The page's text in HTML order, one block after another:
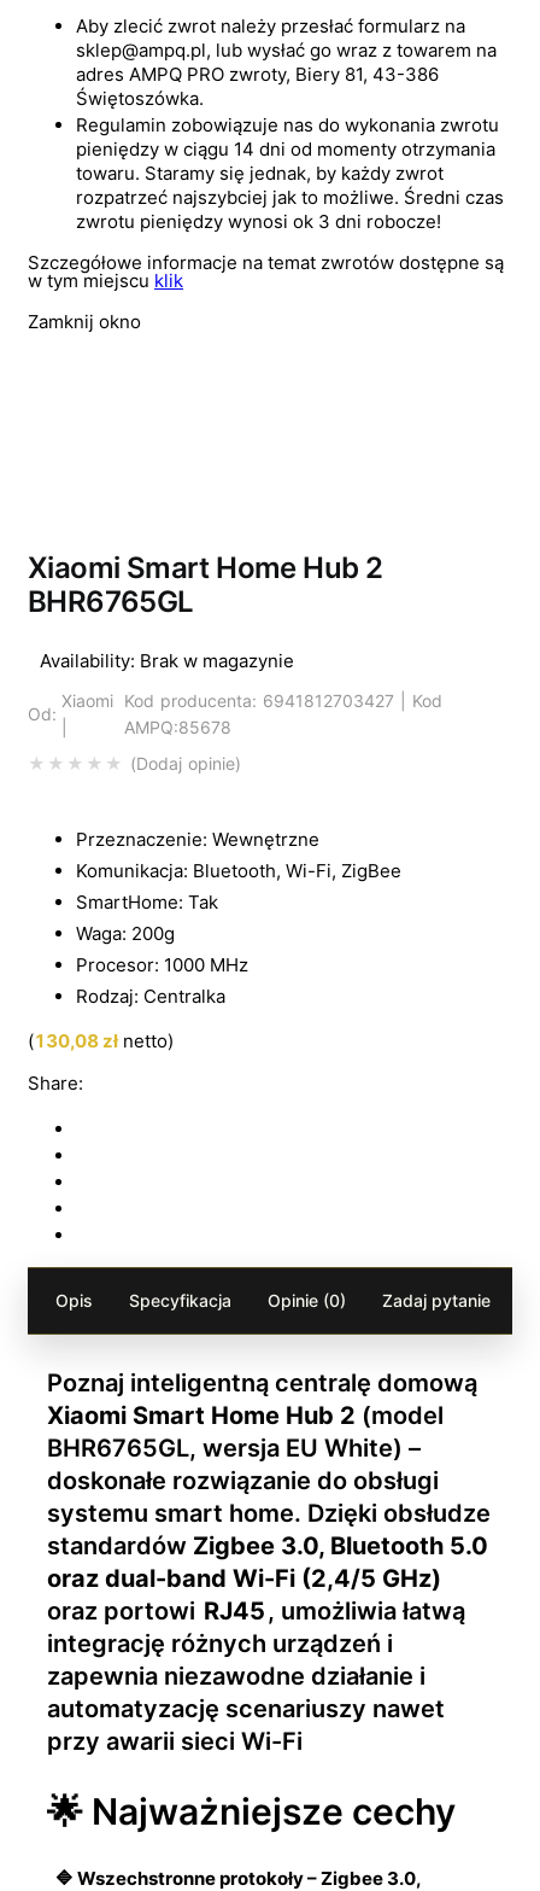
Aby zlecić zwrot należy przesłać formularz na
sklep@ampq.pl, lub wysłać go wraz z towarem na
adres AMPQ PRO zwroty, Biery 81, 43-386
Świętoszówka.
Regulamin zobowiązuje nas do wykonania zwrotu
pieniędzy w ciągu 14 dni od momenty otrzymania
towaru. Staramy się jednak, by każdy zwrot
rozpatrzeć najszybciej jak to możliwe. Średni czas
zwrotu pieniędzy wynosi ok 3 dni robocze!
Szczegółowe informacje na temat zwrotów dostępne są
w tym miejscu klik
Zamknij okno
Xiaomi Smart Home Hub 2
BHR6765GL
Dodaj opinie
Availability: Brak w magazynie
Od:
Xiaomi Kod producenta: 6941812703427 | Kod
AMPQ:85678
Przeznaczenie: Wewnętrzne
Komunikacja: Bluetooth, Wi-Fi, ZigBee
SmartHome: Tak
Waga: 200g
Procesor: 1000 MHz
Rodzaj: Centralka
(130,08złnetto)
Share:
Opis Specyfikacja Opinie (0) Zadaj pytanie
Poznaj inteligentną centralę domową
Xiaomi Smart Home Hub 2 (model
BHR6765GL, wersja EU White) –
doskonałe rozwiązanie do obsługi
systemu smart home. Dzięki obsłudze
standardów Zigbee 3.0, Bluetooth 5.0
oraz dual-band Wi-Fi (2,4/5 GHz)
oraz portowi RJ45 , umożliwia łatwą
integrację różnych urządzeń i
zapewnia niezawodne działanie i
automatyzację scenariuszy nawet
przy awarii sieci Wi-Fi
🌟 Najważniejsze cechy
🔷 Wszechstronne protokoły – Zigbee 3.0,